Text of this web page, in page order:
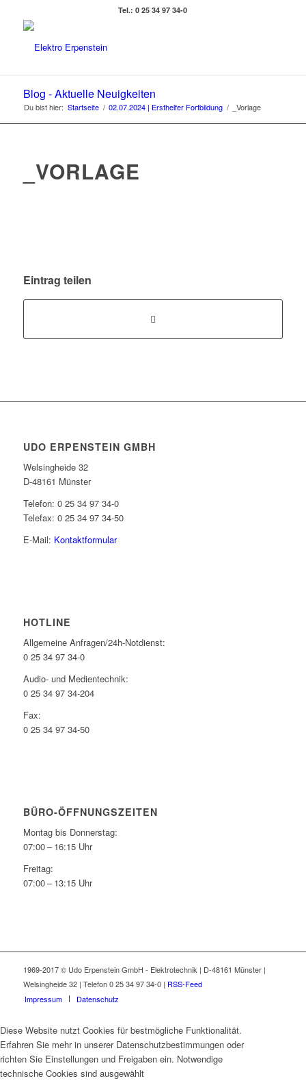
Tel.: 0 25 34 97 34-0
Blog - Aktuelle Neuigkeiten
Du bist hier: Startseite / 02.07.2024 | Ersthelfer Fortbildung / _Vorlage
_VORLAGE
Eintrag teilen
UDO ERPENSTEIN GMBH
Welsingheide 32
D-48161 Münster
Telefon: 0 25 34 97 34-0
Telefax: 0 25 34 97 34-50
E-Mail: Kontaktformular
HOTLINE
Allgemeine Anfragen/24h-Notdienst:
0 25 34 97 34-0
Audio- und Medientechnik:
0 25 34 97 34-204
Fax:
0 25 34 97 34-50
BÜRO-ÖFFNUNGSZEITEN
Montag bis Donnerstag:
07:00 – 16:15 Uhr
Freitag:
07:00 – 13:15 Uhr
1969-2017 © Udo Erpenstein GmbH - Elektrotechnik | D-48161 Münster |
Welsingheide 32 | Telefon 0 25 34 97 34-0 | RSS-Feed
Impressum
Datenschutz
Diese Website nutzt Cookies für bestmögliche Funktionalität.
Erfahren Sie mehr in unserer Datenschutzbestimmungen oder
richten Sie Einstellungen und Freigaben ein. Notwendige
technische Cookies sind ausgewählt